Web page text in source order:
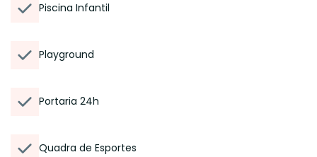
Piscina Infantil
Playground
Portaria 24h
Quadra de Esportes